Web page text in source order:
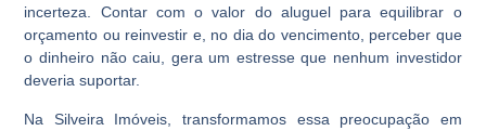
incerteza. Contar com o valor do aluguel para equilibrar o
orçamento ou reinvestir e, no dia do vencimento, perceber que
o dinheiro não caiu, gera um estresse que nenhum investidor
deveria suportar.
Na Silveira Imóveis, transformamos essa preocupação em